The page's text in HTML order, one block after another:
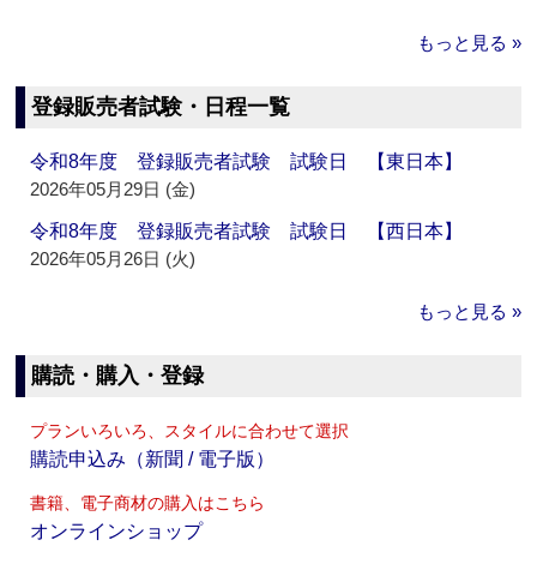
もっと見る »
登録販売者試験・日程一覧
令和8年度 登録販売者試験 試験日 【東日本】
2026年05月29日 (金)
令和8年度 登録販売者試験 試験日 【西日本】
2026年05月26日 (火)
もっと見る »
購読・購入・登録
プランいろいろ、スタイルに合わせて選択
購読申込み（新聞 / 電子版）
書籍、電子商材の購入はこちら
オンラインショップ